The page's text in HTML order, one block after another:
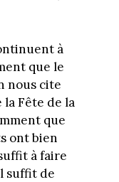
à
que le
nous cite
la Fête de la
que
ont bien
à faire
suffit de